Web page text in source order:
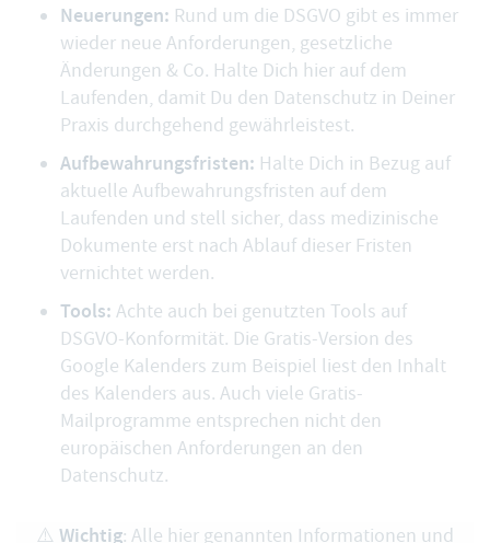
Neuerungen: Rund um die DSGVO gibt es immer
wieder neue Anforderungen, gesetzliche
Änderungen & Co. Halte Dich hier auf dem
Laufenden, damit Du den Datenschutz in Deiner
Praxis durchgehend gewährleistest.
Aufbewahrungsfristen: Halte Dich in Bezug auf
aktuelle Aufbewahrungsfristen auf dem
Laufenden und stell sicher, dass medizinische
Dokumente erst nach Ablauf dieser Fristen
vernichtet werden.
Tools: Achte auch bei genutzten Tools auf
DSGVO-Konformität. Die Gratis-Version des
Google Kalenders zum Beispiel liest den Inhalt
des Kalenders aus. Auch viele Gratis-
Mailprogramme entsprechen nicht den
europäischen Anforderungen an den
Datenschutz.
⚠️ Wichtig: Alle hier genannten Informationen und